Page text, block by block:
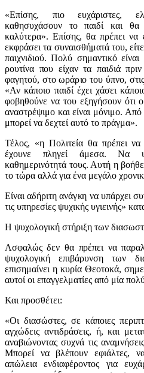
«Επίσης, πιο ευχάριστες,
καθησυχάσουν το παιδί και
καλύτερα». Επίσης, θα πρέπει να
εκφράσει τα συναισθήματά του,
παιχνιδιού. Πολύ σημαντικό
ρουτίνα που είχαν τα παιδιά
φαγητού, στο ωράριο του ύπνο,
«Αν κάποιο παιδί έχει χάσει
φοβηθούνε να του εξηγήσουν ότι
αναστρέψιμο και είναι μόνιμο.
μπορεί να δεχτεί αυτό το πράγμα».
Τέλος, «η Πολιτεία θα πρέπει να
έχουνε πληγεί άμεσα. Να
καθημερινότητά τους. Αυτή η
το τώρα αλλά για ένα μεγάλο
Είναι αδήριτη ανάγκη να υπάρχει
τις υπηρεσίες ψυχικής υγιεινής»
Η ψυχολογική στήριξη των
Ασφαλώς δεν θα πρέπει να
ψυχολογική επιβάρυνση των
επισημαίνει η κυρία Θεοτοκά,
αυτοί οι επαγγελματίες από μία
Και προσθέτει:
«Οι διασώστες, σε κάποιες
αγχώδεις αντιδράσεις, ή, και
αναβιώνοντας συχνά τις
Μπορεί να βλέπουν εφιάλτες,
απώλεια ενδιαφέροντος για